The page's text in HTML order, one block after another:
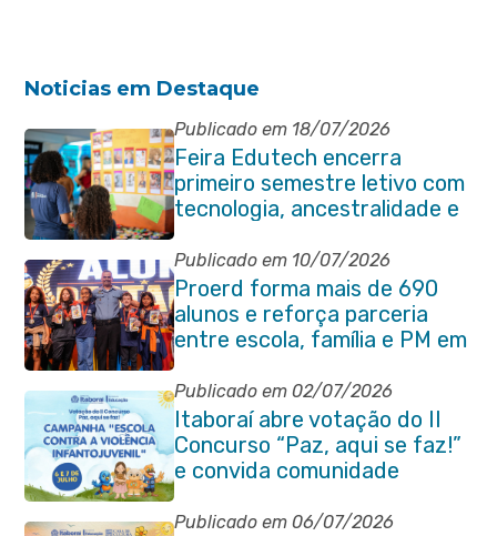
Noticias em Destaque
Publicado em 18/07/2026
Feira Edutech encerra
primeiro semestre letivo com
tecnologia, ancestralidade e
protagonismo estudantil em
Itaboraí
Publicado em 10/07/2026
Proerd forma mais de 690
alunos e reforça parceria
entre escola, família e PM em
Itaboraí
Publicado em 02/07/2026
Itaboraí abre votação do II
Concurso “Paz, aqui se faz!”
e convida comunidade
Publicado em 06/07/2026